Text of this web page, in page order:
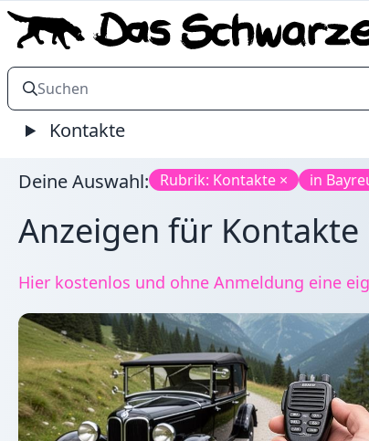
Kontakte
Deine Auswahl: Rubrik: Kontakte × in
Anzeigen für Kontakte
Hier kostenlos und ohne Anmeldung eine